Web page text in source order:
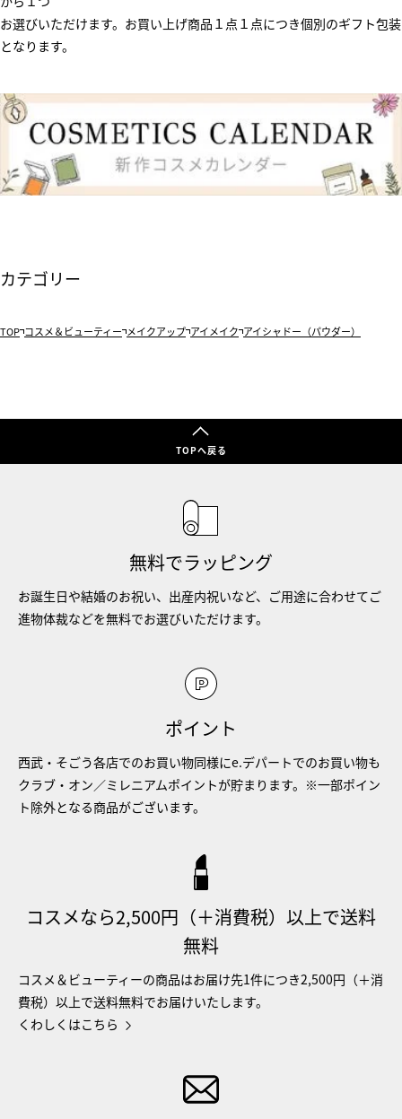
お選びいただけます。お買い上げ商品１点１点につき個別のギフト包装
となります。
カテゴリー
TOP コスメ＆ビューティー メイクアップ アイメイク アイシャドー（パウダー）
TOPへ戻る
無料でラッピング
お誕生日や結婚のお祝い、出産内祝いなど、ご用途に合わせてご
進物体裁などを無料でお選びいただけます。
ポイント
西武・そごう各店でのお買い物同様にe.デパートでのお買い物も
クラブ・オン／ミレニアムポイントが貯まります。※一部ポイン
ト除外となる商品がございます。
コスメなら2,500円（＋消費税）以上で送料
無料
コスメ＆ビューティーの商品はお届け先1件につき2,500円（＋消
費税）以上で送料無料でお届けいたします。
くわしくはこちら